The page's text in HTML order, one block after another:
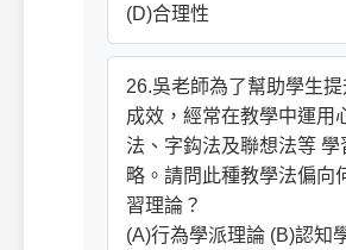
(D)合理性
26.吳老師為了幫助學生
成效，經常在教學中運用
法、字鈎法及聯想法等 學
略。請問此種教學法偏向
習理論？
(A)行為學派理論 (B)認知